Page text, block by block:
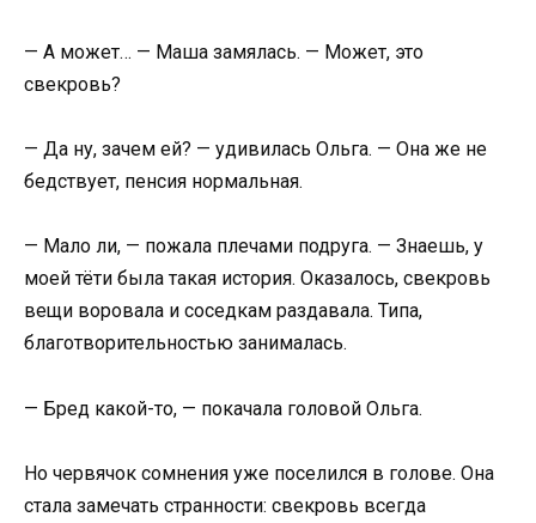
— А может… — Маша замялась. — Может, это
свекровь?
— Да ну, зачем ей? — удивилась Ольга. — Она же не
бедствует, пенсия нормальная.
— Мало ли, — пожала плечами подруга. — Знаешь, у
моей тёти была такая история. Оказалось, свекровь
вещи воровала и соседкам раздавала. Типа,
благотворительностью занималась.
— Бред какой-то, — покачала головой Ольга.
Но червячок сомнения уже поселился в голове. Она
стала замечать странности: свекровь всегда